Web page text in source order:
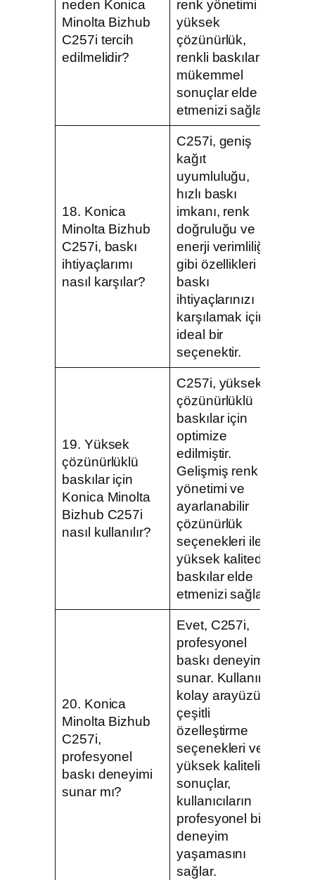
neden Konica
Minolta Bizhub
C257i tercih
edilmelidir?
renk yönetimi ve
yüksek
çözünürlük,
renkli baskılarda
mükemmel
sonuçlar elde
etmenizi sağlar.
18. Konica
Minolta Bizhub
C257i, baskı
ihtiyaçlarımı
nasıl karşılar?
C257i, geniş
kağıt
uyumluluğu,
hızlı baskı
imkanı, renk
doğruluğu ve
enerji verimliliği
gibi özellikleri ile
baskı
ihtiyaçlarınızı
karşılamak için
ideal bir
seçenektir.
19. Yüksek
çözünürlüklü
baskılar için
Konica Minolta
Bizhub C257i
nasıl kullanılır?
C257i, yüksek
çözünürlüklü
baskılar için
optimize
edilmiştir.
Gelişmiş renk
yönetimi ve
ayarlanabilir
çözünürlük
seçenekleri ile
yüksek kalitede
baskılar elde
etmenizi sağlar.
20. Konica
Minolta Bizhub
C257i,
profesyonel
baskı deneyimi
sunar mı?
Evet, C257i,
profesyonel
baskı deneyimi
sunar. Kullanımı
kolay arayüzü,
çeşitli
özelleştirme
seçenekleri ve
yüksek kaliteli
sonuçlar,
kullanıcıların
profesyonel bir
deneyim
yaşamasını
sağlar.